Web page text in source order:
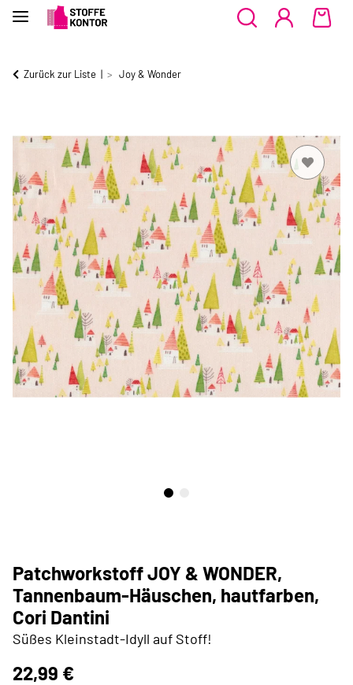
Zurück zur Liste Joy & Wonder
Patchworkstoff JOY & WONDER,
Tannenbaum-Häuschen, hautfarben,
Cori Dantini
Süßes Kleinstadt-Idyll auf Stoff!
22,99 €